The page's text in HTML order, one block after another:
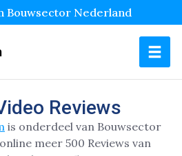
Bouwsector Nederland
Reviews
is onderdeel van Bouwsector
meer 500 Reviews van